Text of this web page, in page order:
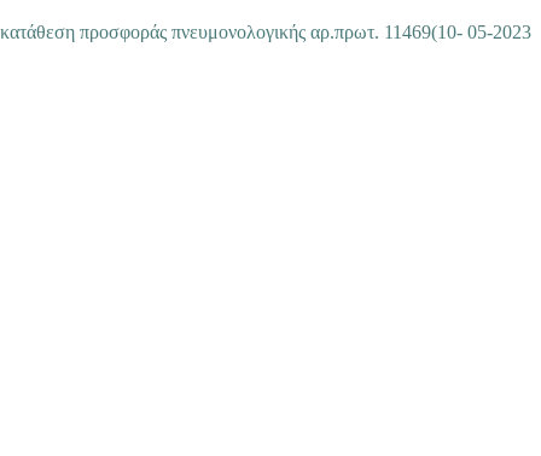
κατάθεση προσφοράς πνευμονολογικής αρ.πρωτ. 11469(10- 05-2023